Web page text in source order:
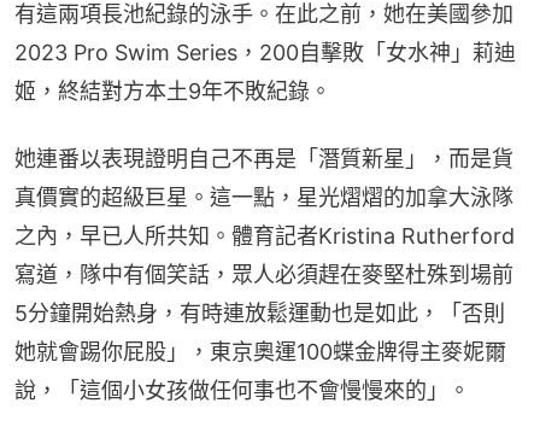
有這兩項長池紀錄的泳手。在此之前，她在美國參加
2023 Pro Swim Series，200自擊敗「女水神」莉迪
姬，終結對方本土9年不敗紀錄。
她連番以表現證明自己不再是「潛質新星」，而是貨
真價實的超級巨星。這一點，星光熠熠的加拿大泳隊
之內，早已人所共知。體育記者Kristina Rutherford
寫道，隊中有個笑話，眾人必須趕在麥堅杜殊到場前
5分鐘開始熱身，有時連放鬆運動也是如此，「否則
她就會踢你屁股」，東京奧運100蝶金牌得主麥妮爾
說，「這個小女孩做任何事也不會慢慢來的」。